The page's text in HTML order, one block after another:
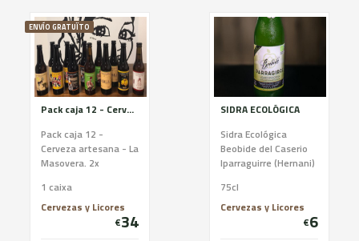
agradable, haciendo
de esta cerveza una
bebida muy
refrescante y de
trago largo.
ENVÍO GRATUÏTO
Pack caja 12 - Cerveza artesana - La Masovera
Pack caja 12 -
Cerveza artesana - La
Masovera. 2x
- 5,9% - Sin glúten. 2x
Truja Fera - Belgian
Blonde - 6,7% - Sin
1 caixa
Cervezas y Licores
€34
SIDRA ECOLÓGICA
Sidra Ecológica
Beobide del Caserio
Iparraguirre (Hernani)
75cl
Cervezas y Licores
€6